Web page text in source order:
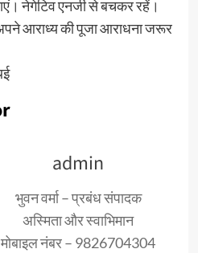
नेगेटिव एनर्जी से बचकर रहें।
आराध्य की पूजा आराधना जरूर
admin
भुवन वर्मा – प्रबंध संपादक
अस्मिता और स्वाभिमान
मोबाइल नंबर – 9826704304